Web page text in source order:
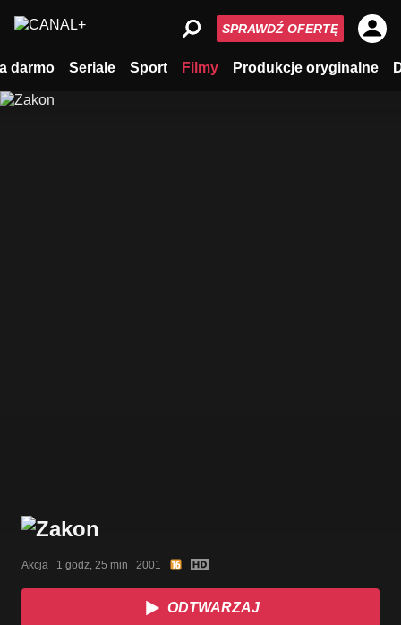
darmo Seriale Sport Filmy Produkcje oryginalne
SPRAWDŹ OFERTĘ
Akcja   1 godz, 25 min   2001
ODTWARZAJ